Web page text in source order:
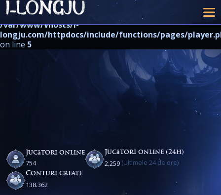
Warning: strpos() expects at least 2 parameters, 1 given in
/var/www/vhosts/i-
longju.com/httpdocs/include/functions/pages/
on line 5
Jucători online
754
Jucători online (24h)
2,259 (Ultimele 24 de ore)
Conturi create
138,362